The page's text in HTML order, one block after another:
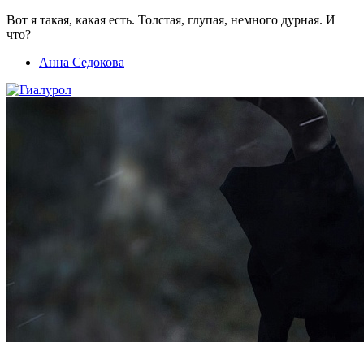
Вот я такая, какая есть. Толстая, глупая, немного дурная. И
что?
Анна Седокова